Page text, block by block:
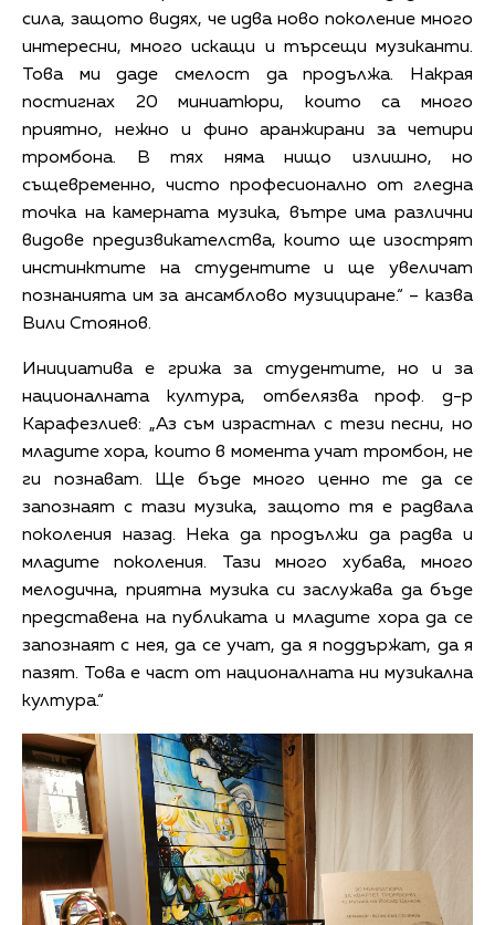
сила, защото видях, че идва ново поколение много
интересни, много искащи и търсещи музиканти.
Това ми даде смелост да продължа. Накрая
постигнах 20 миниатюри, които са много
приятно, нежно и фино аранжирани за четири
тромбона. В тях няма нищо излишно, но
същевременно, чисто професионално от гледна
точка на камерната музика, вътре има различни
видове предизвикателства, които ще изострят
инстинктите на студентите и ще увеличат
познанията им за ансамблово музициране.“ – казва
Вили Стоянов.
Инициатива е грижа за студентите, но и за
националната култура, отбелязва проф. д-р
Карафезлиев: „Аз съм израстнал с тези песни, но
младите хора, които в момента учат тромбон, не
ги познават. Ще бъде много ценно те да се
запознаят с тази музика, защото тя е радвала
поколения назад. Нека да продължи да радва и
младите поколения. Тази много хубава, много
мелодична, приятна музика си заслужава да бъде
представена на публиката и младите хора да се
запознаят с нея, да се учат, да я поддържат, да я
пазят. Това е част от националната ни музикална
култура.“